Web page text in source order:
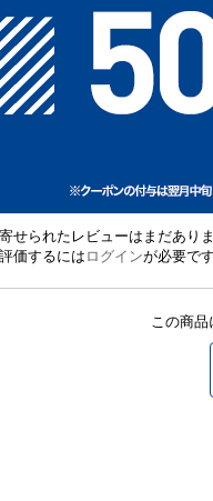
せられたレビューはまだありま
価するにはログインが必要です
この商品